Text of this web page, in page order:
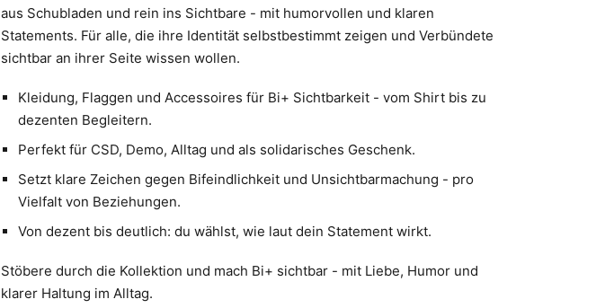
aus Schubladen und rein ins Sichtbare - mit humorvollen und klaren
Statements. Für alle, die ihre Identität selbstbestimmt zeigen und Verbündete
sichtbar an ihrer Seite wissen wollen.
Kleidung, Flaggen und Accessoires für Bi+ Sichtbarkeit - vom Shirt bis zu
dezenten Begleitern.
Perfekt für CSD, Demo, Alltag und als solidarisches Geschenk.
Setzt klare Zeichen gegen Bifeindlichkeit und Unsichtbarmachung - pro
Vielfalt von Beziehungen.
Von dezent bis deutlich: du wählst, wie laut dein Statement wirkt.
Stöbere durch die Kollektion und mach Bi+ sichtbar - mit Liebe, Humor und
klarer Haltung im Alltag.